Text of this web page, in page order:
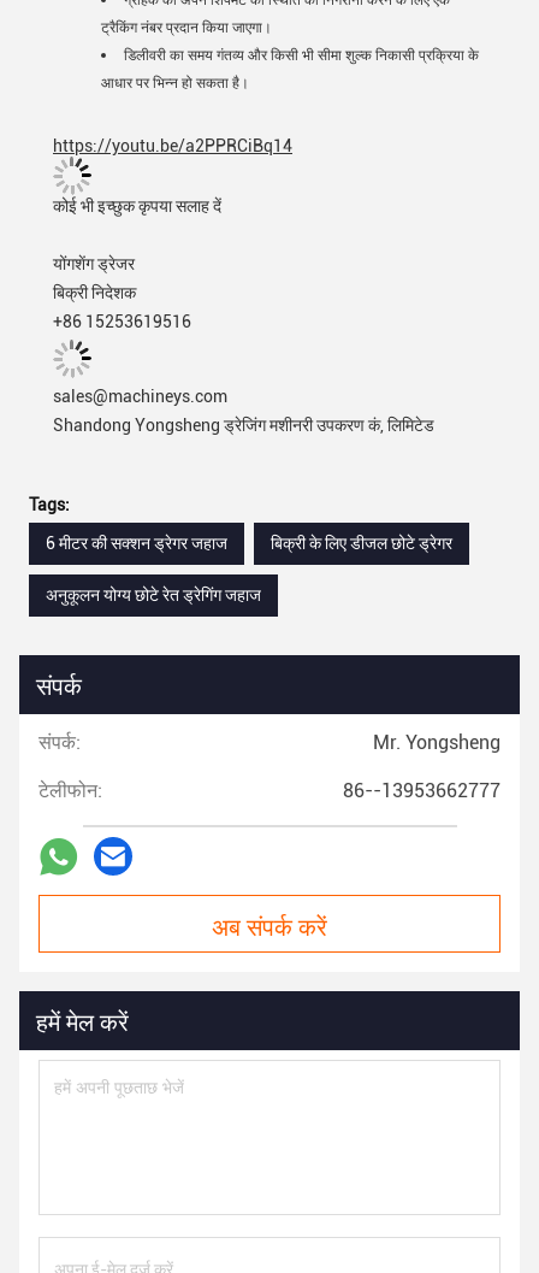
ट्रैकिंग नंबर प्रदान किया जाएगा।
डिलीवरी का समय गंतव्य और किसी भी सीमा शुल्क निकासी प्रक्रिया के
आधार पर भिन्न हो सकता है।
https://youtu.be/a2PPRCiBq14
कोई भी इच्छुक कृपया सलाह दें
योंगशेंग ड्रेजर
बिक्री निदेशक
+86 15253619516
sales@machineys.com
Shandong Yongsheng ड्रेजिंग मशीनरी उपकरण कं, लिमिटेड
Tags:
6 मीटर की सक्शन ड्रेगर जहाज
बिक्री के लिए डीजल छोटे ड्रेगर
अनुकूलन योग्य छोटे रेत ड्रेगिंग जहाज
संपर्क
संपर्क: Mr. Yongsheng
टेलीफोन: 86--13953662777
अब संपर्क करें
हमें मेल करें